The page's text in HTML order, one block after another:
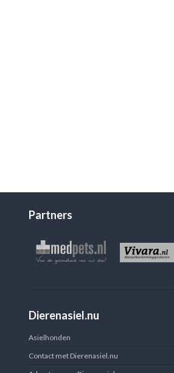
Partners
Dierenasiel.nu
Asielhonden
Contact met Dierenasiel.nu